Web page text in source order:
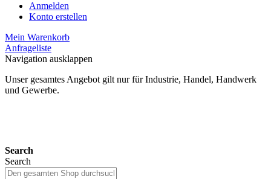
Anmelden
Konto erstellen
Mein Warenkorb
Anfrageliste
Navigation ausklappen
Unser gesamtes Angebot gilt nur für Industrie, Handel, Handwerk
und Gewerbe.
Search
Search